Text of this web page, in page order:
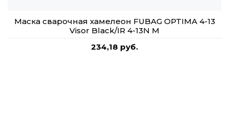
Маска сварочная хамелеон FUBAG OPTIMA 4-13
Visor Black/IR 4-13N M
234,18 руб.